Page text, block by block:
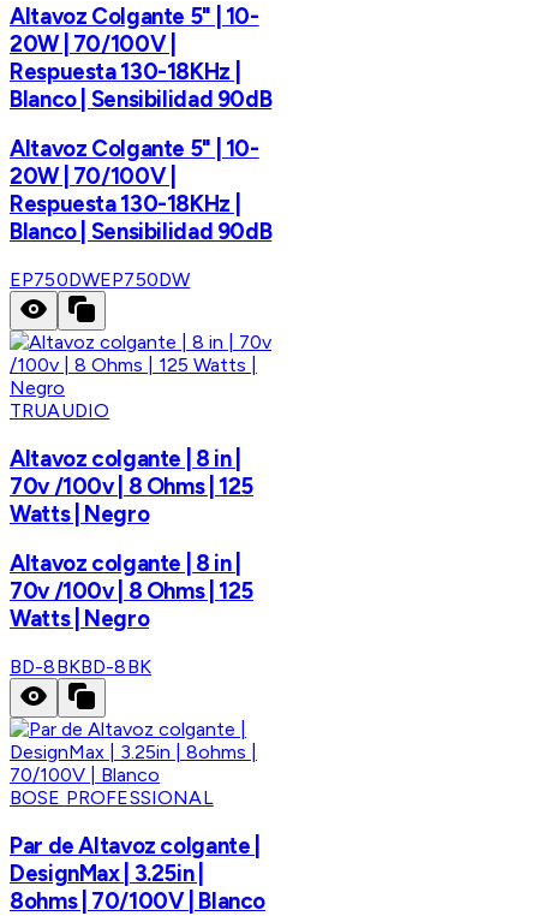
Altavoz Colgante 5" | 10-
20W | 70/100V |
Respuesta 130-18KHz |
Blanco | Sensibilidad 90dB
Altavoz Colgante 5" | 10-
20W | 70/100V |
Respuesta 130-18KHz |
Blanco | Sensibilidad 90dB
EP750DWEP750DW
TRUAUDIO
Altavoz colgante | 8 in |
70v /100v | 8 Ohms | 125
Watts | Negro
Altavoz colgante | 8 in |
70v /100v | 8 Ohms | 125
Watts | Negro
BD-8BKBD-8BK
BOSE PROFESSIONAL
Par de Altavoz colgante |
DesignMax | 3.25in |
8ohms | 70/100V | Blanco